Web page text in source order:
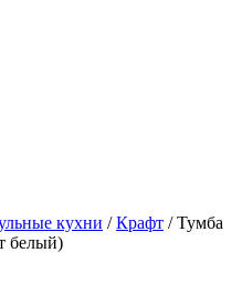
кухни /Крафт / Тумба
белый)